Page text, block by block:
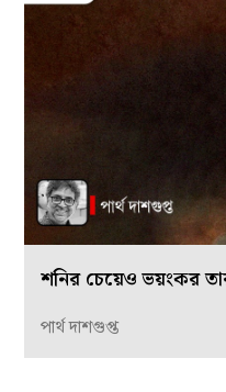
শনির চেয়েও ভয়ংকর
পার্থ দাশগুপ্ত